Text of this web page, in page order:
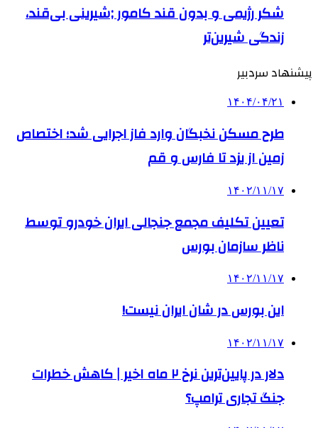
شکر رژیمی و بدون قند کامور ;شیرینی بی‌قند،
زندگی شیرین‌تر
پیشنهاد سردبیر
۱۴۰۴/۰۴/۲۱
طرح مسکن نخبگان وارد فاز اجرایی شد؛ اختصاص
زمین از یزد تا فارس و قم
۱۴۰۲/۱۱/۱۷
تعیین تکلیف مجمع جنجالی ایران خودرو توسط
ناظر سازمان بورس
۱۴۰۲/۱۱/۱۷
این بورس در شان ایران نیست!
۱۴۰۲/۱۱/۱۷
دلار در پایین‌ترین نرخ ۲ ماه اخیر | کاهش خطرات
جنگ تجاری ترامپ؟